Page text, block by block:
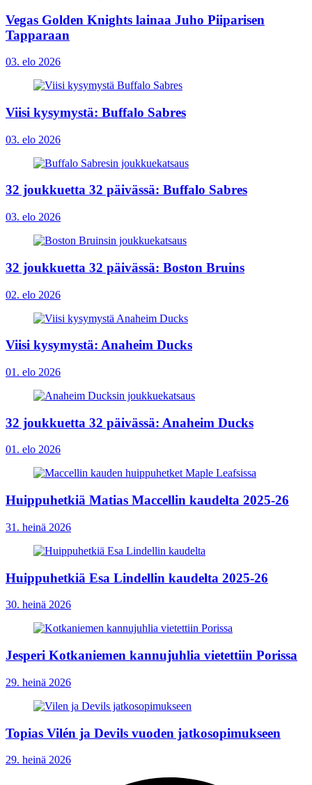
Vegas Golden Knights lainaa Juho Piiparisen
Tapparaan
03. elo 2026
Viisi kysymystä: Buffalo Sabres
03. elo 2026
32 joukkuetta 32 päivässä: Buffalo Sabres
03. elo 2026
32 joukkuetta 32 päivässä: Boston Bruins
02. elo 2026
Viisi kysymystä: Anaheim Ducks
01. elo 2026
32 joukkuetta 32 päivässä: Anaheim Ducks
01. elo 2026
Huippuhetkiä Matias Maccellin kaudelta 2025-26
31. heinä 2026
Huippuhetkiä Esa Lindellin kaudelta 2025-26
30. heinä 2026
Jesperi Kotkaniemen kannujuhlia vietettiin Porissa
29. heinä 2026
Topias Vilén ja Devils vuoden jatkosopimukseen
29. heinä 2026